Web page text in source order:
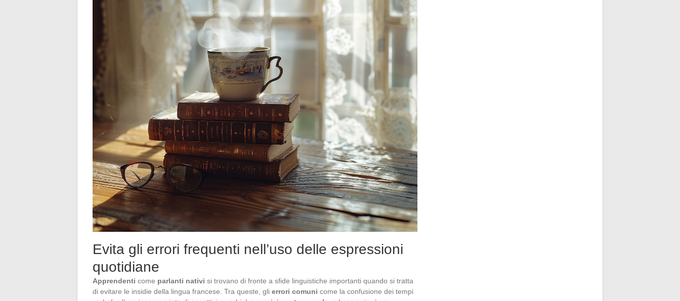
Evita gli errori frequenti nell’uso delle espressioni
quotidiane
Apprendenti come parlanti nativi si trovano di fronte a sfide linguistiche importanti quando si tratta
di evitare le insidie della lingua francese. Tra queste, gli errori comuni come la confusione dei tempi